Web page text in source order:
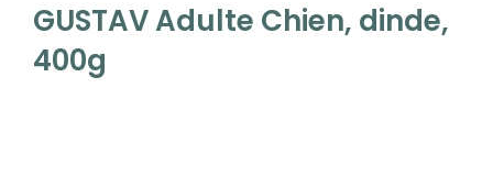
GUSTAV Adulte Chien, dinde,
400g